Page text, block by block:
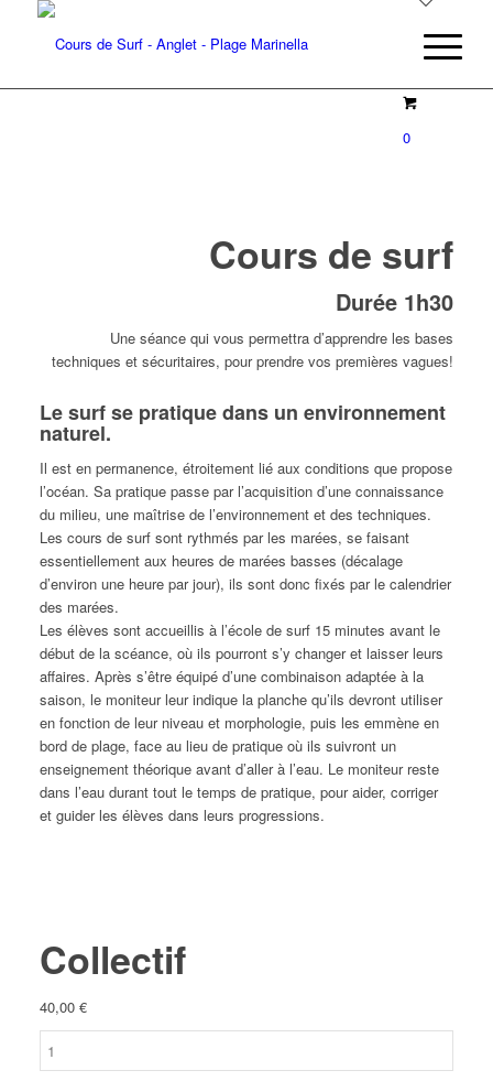
0
Cours de surf
Durée 1h30
Une séance qui vous permettra d’apprendre les bases
techniques et sécuritaires, pour prendre vos premières vagues!
Le surf se pratique dans un environnement
naturel.
Il est en permanence, étroitement lié aux conditions que propose
l’océan. Sa pratique passe par l’acquisition d’une connaissance
du milieu, une maîtrise de l’environnement et des techniques.
Les cours de surf sont rythmés par les marées, se faisant
essentiellement aux heures de marées basses (décalage
d’environ une heure par jour), ils sont donc fixés par le calendrier
des marées.
Les élèves sont accueillis à l’école de surf 15 minutes avant le
début de la scéance, où ils pourront s’y changer et laisser leurs
affaires. Après s’être équipé d’une combinaison adaptée à la
saison, le moniteur leur indique la planche qu’ils devront utiliser
en fonction de leur niveau et morphologie, puis les emmène en
bord de plage, face au lieu de pratique où ils suivront un
enseignement théorique avant d’aller à l’eau. Le moniteur reste
dans l’eau durant tout le temps de pratique, pour aider, corriger
et guider les élèves dans leurs progressions.
Collectif
40,00 €